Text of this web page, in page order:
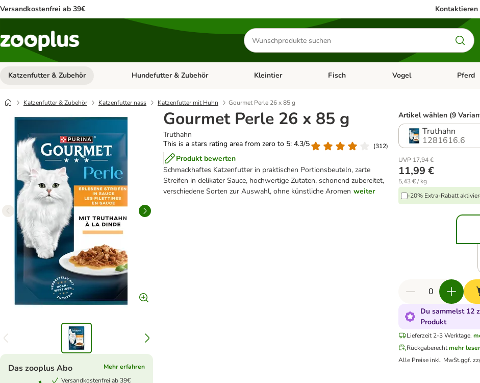
Versandkostenfrei ab 39€ Kontaktieren
Produkte
suchen
Katzenfutter & Zubehör Kategorie-Menü öffnen: Katzenfutter & Zubehör
Hundefutter & Zubehör Kategorie-Menü öffnen: Hundefutter & Zubehör
Kleintier Kategorie-Menü öffnen: Kleintier
Fisch Kategorie-Menü öffnen: Fisch
Vogel Pferd
Katzenfutter & Zubehör Katzenfutter nass Katzenfutter mit Huhn Gourmet Perle 26 x 85 g
Gourmet Perle 26 x 85 g
Truthahn
This is a stars rating area from zero to 5: 4.3/5
(312)
Produkt bewerten
Schmackhaftes Katzenfutter in praktischen Portionsbeuteln, zarte
Streifen in delikater Sauce, hochwertige Zutaten, schonend zubereitet,
verschiedene Sorten zur Auswahl, ohne künstliche Aromen weiter
Das zooplus Abo
Mehr erfahren
Versandkostenfrei ab 39€
Artikel wählen (9
Truthahn
1281616.6
UVP 17,94 €
11,99 €
5,43 € / kg
-20% Extra-Rabatt
Du sammelst 12
Produkt
Lieferzeit 2-3 Werktage.
Rückgaberecht mehr
Alle Preise inkl. MwSt.ggf.